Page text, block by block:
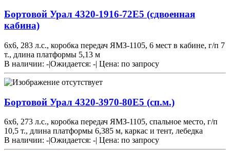
Бортовой Урал 4320-1916-72Е5 (сдвоенная
кабина)
6х6, 283 л.с., коробка передач ЯМЗ-1105, 6 мест в кабине, г/п 7
т., длина платформы 5,13 м
В наличии: -|Ожидается: -| Цена: по запросу
Бортовой Урал 4320-3970-80Е5 (сп.м.)
6х6, 273 л.с., коробка передач ЯМЗ-1105, спальное место, г/п
10,5 т., длина платформы 6,385 м, каркас и тент, лебедка
В наличии: -Ожидается: - Цена: по запросу